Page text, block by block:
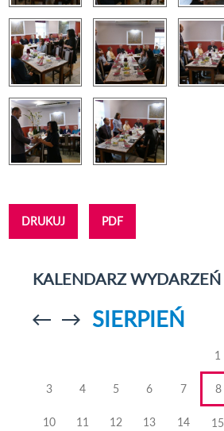
DRUKUJ PDF
KALENDARZ WYDARZEŃ
Przejdź doPrzejdź do
SIERPIEŃ
1
3 4 5 6 7 8
10 11 12 13 14 15